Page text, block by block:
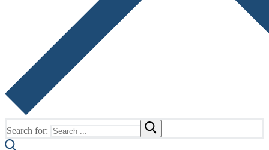
Search for: